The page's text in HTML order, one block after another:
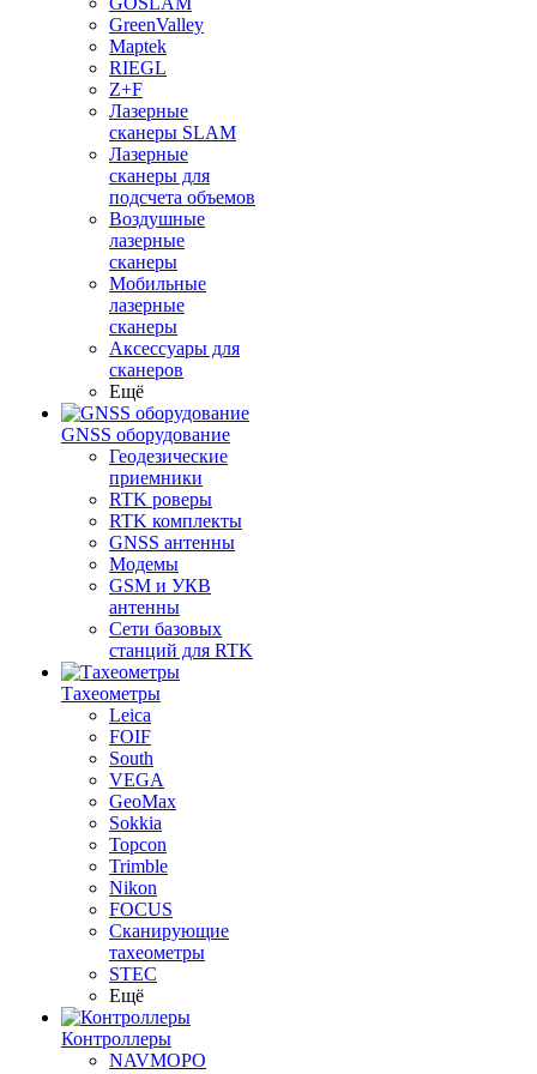
GreenValley
Maptek
RIEGL
Z+F
Лазерные
сканеры SLAM
Лазерные
сканеры для
подсчета объемов
Воздушные
лазерные
сканеры
Мобильные
лазерные
сканеры
Аксессуары для
сканеров
Ещё
GNSS оборудование
Геодезические
приемники
RTK роверы
RTK комплекты
GNSS антенны
Модемы
GSM и УКВ
антенны
Сети базовых
станций для RTK
Тахеометры
Leica
FOIF
South
VEGA
GeoMax
Sokkia
Topcon
Trimble
Nikon
FOCUS
Сканирующие
тахеометры
STEC
Ещё
Контроллеры
NAVMOPO